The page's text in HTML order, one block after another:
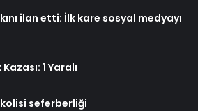
ilan etti: İlk kare sosyal medyayı
1 Yaralı
kolisi seferberliği